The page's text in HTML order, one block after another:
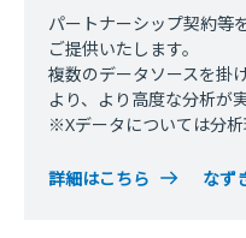
パートナーシップ契約等
ご提供いたします。
複数のデータソースを掛
より、より高度な分析が
※Xデータについては分析
詳細はこちら なず